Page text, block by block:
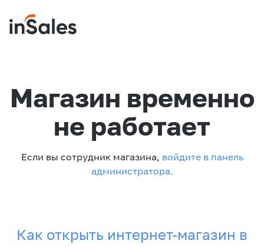
Магазин временно
не работает
Если вы сотрудник магазина, войдите в панель
администратора.
Как открыть интернет-магазин в